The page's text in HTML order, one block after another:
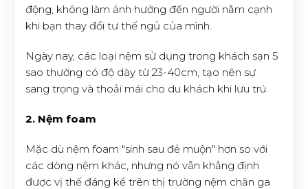
động, không làm ảnh hưởng đến người nằm cạnh
khi bạn thay đổi tư thế ngủ của mình.
Ngày nay, các loại nệm sử dụng trong khách sạn 5
sao thường có độ dày từ 23-40cm, tạo nên sự
sang trọng và thoải mái cho du khách khi lưu trú.
2. Nệm foam
Mặc dù nệm foam "sinh sau đẻ muộn" hơn so với
các dòng nệm khác, nhưng nó vẫn khẳng định
được vị thế đáng kể trên thị trường nệm chăn ga